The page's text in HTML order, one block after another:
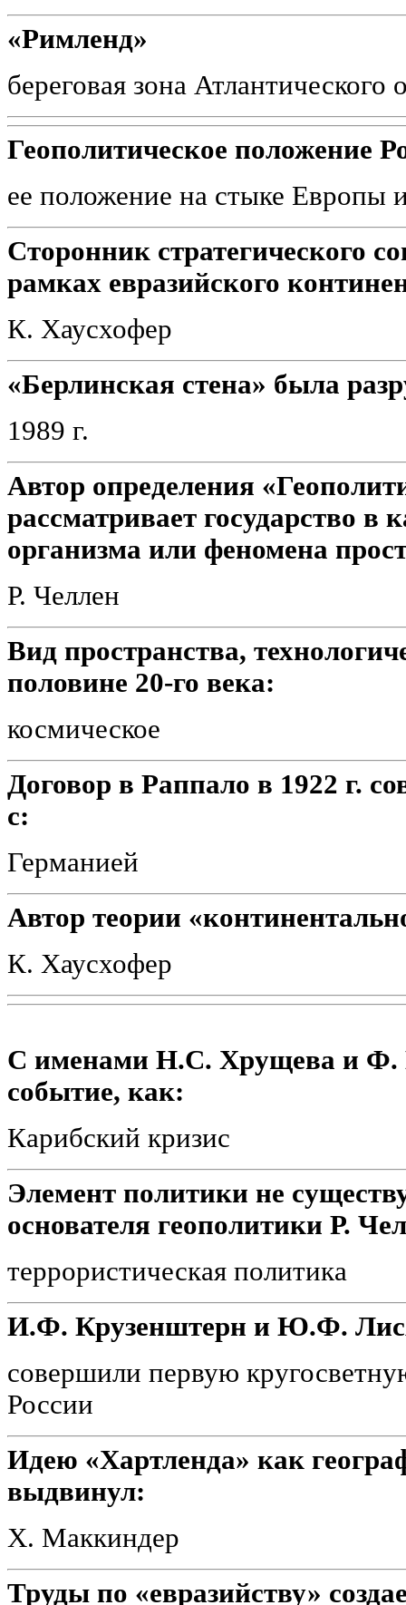
«Римленд»
береговая зона Атлантического
Геополитическое положение
ее положение на стыке Европы
Сторонник стратегического
рамках евразийского
К. Хаусхофер
«Берлинская стена» была
1989 г.
Автор определения
рассматривает государство в
организма или феномена
Р. Челлен
Вид пространства,
половине 20-го века:
космическое
Договор в Раппало в 1922 г.
с:
Германией
Автор теории
К. Хаусхофер
С именами Н.С. Хрущева и Ф.
событие, как:
Карибский кризис
Элемент политики не
основателя геополитики Р.
террористическая политика
И.Ф. Крузенштерн и Ю.Ф.
совершили первую
России
Идею «Хартленда» как
выдвинул:
Х. Маккиндер
Труды по «евразийству»